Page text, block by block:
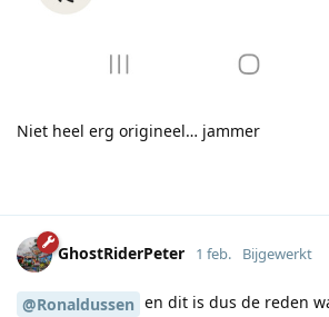
Niet heel erg origineel… jammer
GhostRiderPeter 1 feb. Bijgewerkt
@Ronaldussen en dit is dus de reden